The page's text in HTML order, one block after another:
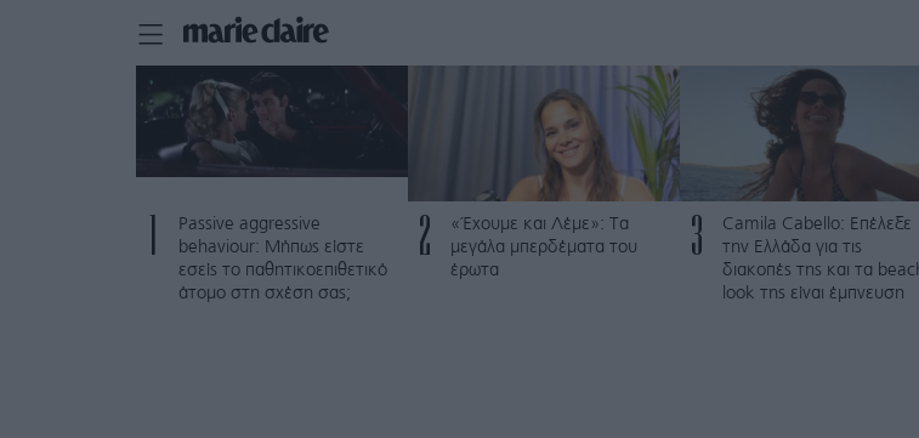
Passive aggressive
behaviour: Μήπως είστε
εσείς το παθητικοεπιθετικό
άτομο στη σχέση σας;
2
«Έχουμε και Λέμε»: Τα
μεγάλα μπερδέματα του
έρωτα
3
Camila Cabello: Επέλεξε
την Ελλάδα για τις
διακοπές της και τα
look της είναι έμπνευση